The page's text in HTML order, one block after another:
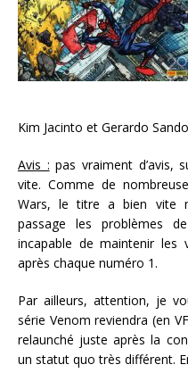
Kim Jacinto et Gerardo
Avis : pas vraiment d’avis,
vite. Comme de
Wars, le titre a bien vite
passage les problèmes
incapable de maintenir les
après chaque numéro 1.
Par ailleurs, attention, je
série Venom reviendra (en
relaunché juste après la
un statut quo très différent.